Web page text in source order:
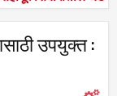
आर्थिक फसवणूक;
शिवारातील घटना;
उपयुक्त :